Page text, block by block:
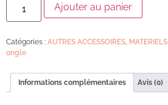
Ajouter au panier
Catégories : AUTRES ACCESSOIRES MATERIELS
ongle
Informations complémentaires Avis (0)